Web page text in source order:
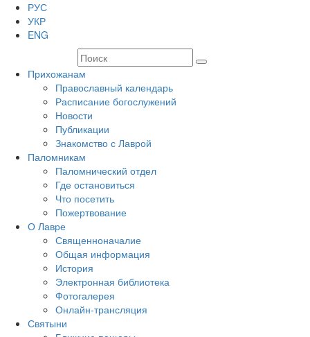
РУС
УКР
ENG
Прихожанам
Православный календарь
Расписание богослужений
Новости
Публикации
Знакомство с Лаврой
Паломникам
Паломнический отдел
Где остановиться
Что посетить
Пожертвование
О Лавре
Священноначалие
Общая информация
История
Электронная библиотека
Фотогалерея
Онлайн-трансляция
Святыни